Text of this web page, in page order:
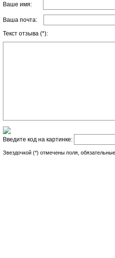
Ваше имя:
Ваша почта:
Текст отзыва (*):
Введите код на картинке:
Звездочкой (*) отмечены поля,